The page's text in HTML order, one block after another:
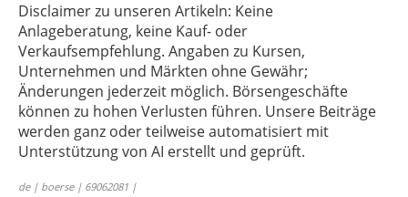
Disclaimer zu unseren Artikeln: Keine
Anlageberatung, keine Kauf- oder
Verkaufsempfehlung. Angaben zu Kursen,
Unternehmen und Märkten ohne Gewähr;
Änderungen jederzeit möglich. Börsengeschäfte
können zu hohen Verlusten führen. Unsere Beiträge
werden ganz oder teilweise automatisiert mit
Unterstützung von AI erstellt und geprüft.
de | boerse | 69062081 |